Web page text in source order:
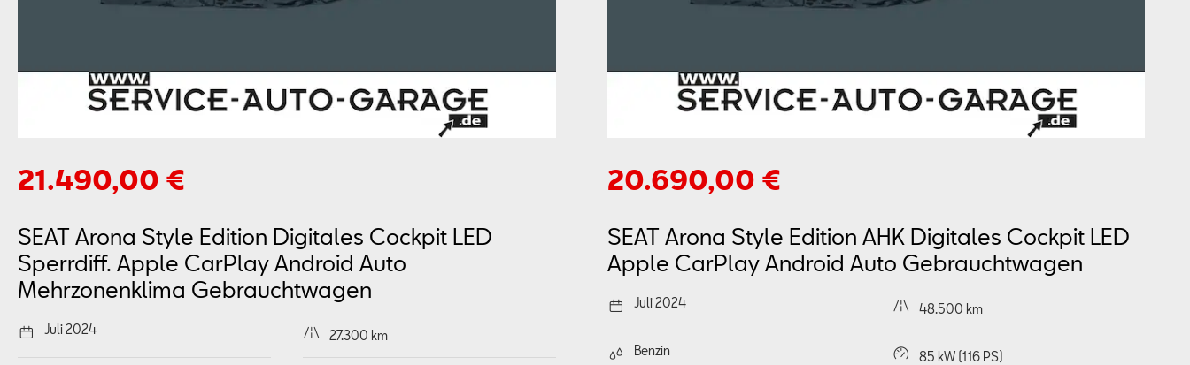
SEAT Arona Style Edition Digitales Cockpit LED
Sperrdiff. Apple CarPlay Android Auto
Mehrzonenklima Gebrauchtwagen
21.490,00 €
Juli 2024 27.300 km
SEAT Arona Style Edition AHK Digitales Cockpit LED
Apple CarPlay Android Auto Gebrauchtwagen
20.690,00 €
Juli 2024 48.500 km
Benzin 85 kW (116 PS)